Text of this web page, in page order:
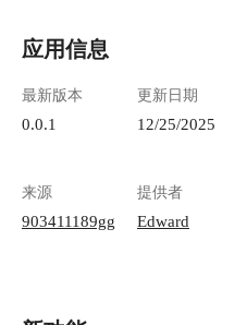
应用信息
最新版本
0.0.1
更新日期
12/25/2025
来源
903411189gg
提供者
Edward